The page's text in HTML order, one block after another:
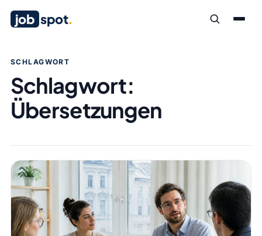
job spot.
SCHLAGWORT
Schlagwort:
Übersetzungen